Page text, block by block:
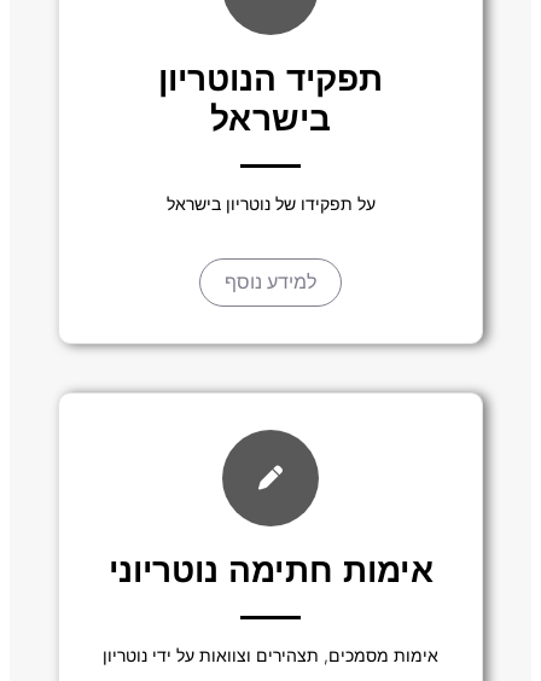
תפקיד הנוטריון
בישראל
על תפקידו של נוטריון בישראל
למידע נוסף
אימות חתימה נוטריוני
אימות מסמכים, תצהירים וצוואות על ידי נוטריון